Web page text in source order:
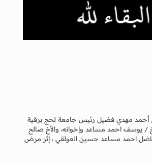
أحمد مهدي فضيل رئيس جامعة لحج برقية
/ يوسف احمد مساعد وإخوانه، والأخ صالح
احمد مساعد حسين العولقي ، إثر مرض